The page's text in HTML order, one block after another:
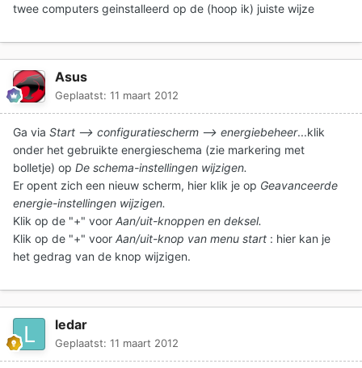
twee computers geinstalleerd op de (hoop ik) juiste wijze
Asus
Geplaatst: 11 maart 2012
Ga via Start --> configuratiescherm --> energiebeheer...klik
onder het gebruikte energieschema (zie markering met
bolletje) op De schema-instellingen wijzigen.
Er opent zich een nieuw scherm, hier klik je op Geavanceerde
energie-instellingen wijzigen.
Klik op de "+" voor Aan/uit-knoppen en deksel.
Klik op de "+" voor Aan/uit-knop van menu start : hier kan je
het gedrag van de knop wijzigen.
ledar
Geplaatst: 11 maart 2012